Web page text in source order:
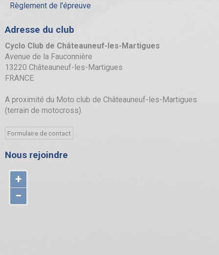
Règlement de l'épreuve
Adresse du club
Cyclo Club de Châteauneuf-les-Martigues
Avenue de la Fauconnière
13220 Châteauneuf-les-Martigues
FRANCE
A proximité du Moto club de Châteauneuf-les-Martigues
(terrain de motocross).
Formulaire de contact
Nous rejoindre
+
−